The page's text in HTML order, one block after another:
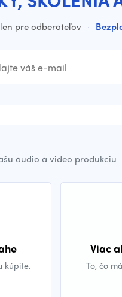
pre odberateľov ·
audio a video produkciu
kúpite.
Viac
To, čo